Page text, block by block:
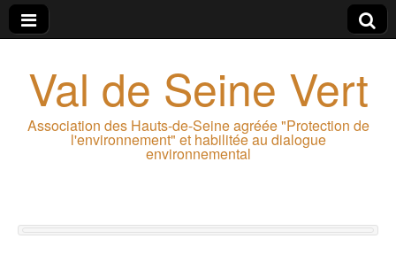
Val de Seine Vert
Association des Hauts-de-Seine agréée "Protection de
l'environnement" et habilitée au dialogue
environnemental